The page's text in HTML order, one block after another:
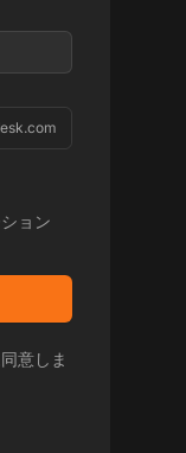
ョン
意しま